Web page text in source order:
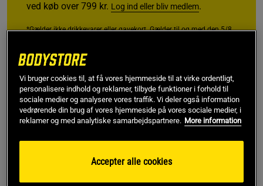
ved køb over 799 kr. Log ind eller bliv medlem.
*Gælder ikke drikkevarer eller gavekort. Gælder til og med den 5/8
Gratis fragt over 349 kr Gratis retur 14 dages fortrydelsesret
SKU #1687-16R | EAN7350127662869
Relode Core Singlet Top er en kortærmet træningstop til
kvinder med indbygget sports-bh og udtagelige indlæg, der
svedtransporterende, elastiske materiale og bryderryggen
sikrer en tætsiddende pasform med fuld bevægelsesfrihed
Vi bruger cookies til, at få vores hjemmeside til at virke ordentligt,
personalisere indhold og reklamer, tilbyde funktioner i forhold til
sociale medier og analysere vores traffik. Vi deler også information
vedrørende din brug af vores hjemmeside på vores sociale medier, i
reklamer og med analytiske samarbejdspartnere. More information
Accepter alle cookies